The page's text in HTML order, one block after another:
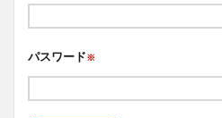
パスワード※